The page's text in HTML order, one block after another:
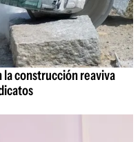
la construcción reaviva